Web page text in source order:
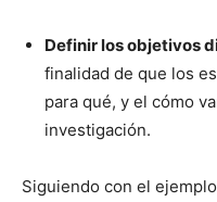
Definir los objetivos
finalidad de que los
para qué, y el cómo
investigación.
Siguiendo con el